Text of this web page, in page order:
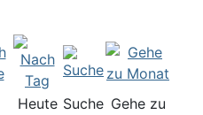
Heute Suche Gehe zu